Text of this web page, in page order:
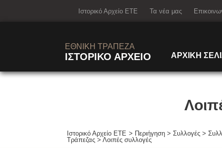
col-det-
Ιστορικό Αρχείο ΕΤΕ Τα νέα μας
ΕΘΝΙΚΗ ΤΡΑΠΕΖΑ
ΙΣΤΟΡΙΚΟ ΑΡΧΕΙΟ ΑΡΧΙΚΗ
Ιστορικό Αρχείο ΕΤΕ Περιήγηση >Συλλογές >
Τράπεζας >Λοιπές συλλογές